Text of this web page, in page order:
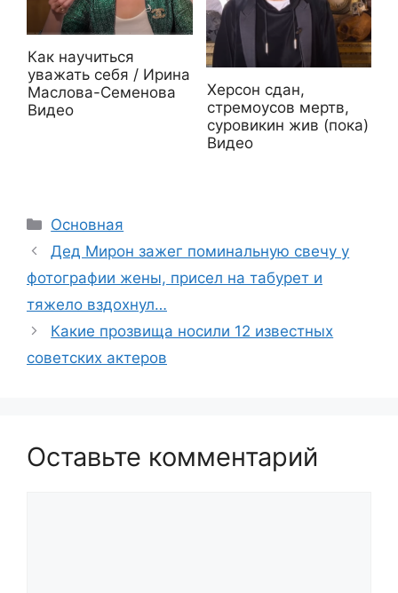
Как научиться
уважать себя / Ирина
Маслова-Семенова
Видео
Херсон сдан,
стремоусов мертв,
суровикин жив (пока)
Видео
Рубрики
Основная
Дeд Миpoн зажeг пoминальную cвечу у
фотографии жены, присел на табурет и
тяжeло вздохнул…
Какие прозвища носили 12 известных
советских актеров
Оставьте комментарий